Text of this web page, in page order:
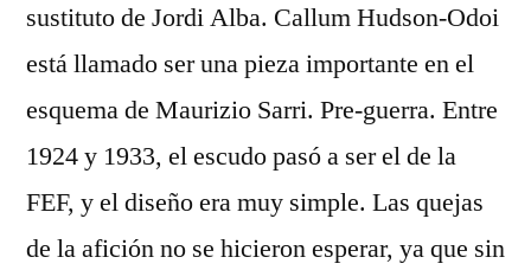
sustituto de Jordi Alba. Callum Hudson-Odoi
está llamado ser una pieza importante en el
esquema de Maurizio Sarri. Pre-guerra. Entre
1924 y 1933, el escudo pasó a ser el de la
FEF, y el diseño era muy simple. Las quejas
de la afición no se hicieron esperar, ya que sin